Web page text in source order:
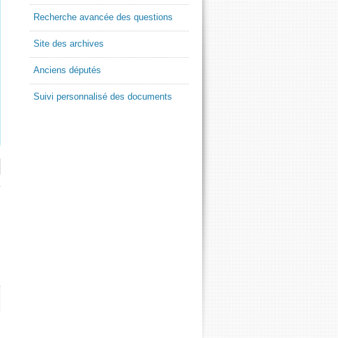
Recherche avancée des questions
Site des archives
Anciens députés
Suivi personnalisé des documents